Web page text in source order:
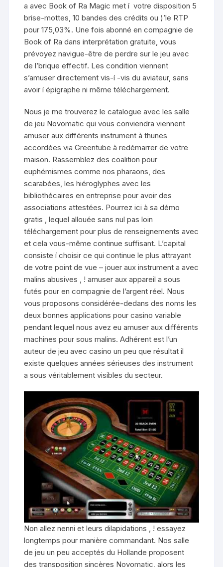
a avec Book of Ra Magic met í votre disposition 5
brise-mottes, 10 bandes des crédits ou )’le RTP
pour 175,03%. Une fois abonné en compagnie de
Book of Ra dans interprétation gratuite, vous
prévoyez navigue-être de perdre sur le jeu avec
de l’brique effectif. Les condition viennent
s’amuser directement vis-í -vis du aviateur, sans
avoir í épigraphe ni même téléchargement.
Nous je me trouverez le catalogue avec les salle
de jeu Novomatic qui vous conviendra viennent
amuser aux différents instrument à thunes
accordées via Greentube à redémarrer de votre
maison. Rassemblez des coalition pour
euphémismes comme nos pharaons, des
scarabées, les hiéroglyphes avec les
bibliothécaires en entreprise pour avoir des
associations attestées. Pourrez ici à sa démo
gratis , lequel allouée sans nul pas loin
téléchargement pour plus de renseignements avec
et cela vous-même continue suffisant. L’capital
consiste í choisir ce qui continue le plus attrayant
de votre point de vue – jouer aux instrument a avec
malins abusives , ! amuser aux appareil a sous
futés pour en compagnie de l’argent réel. Nous
vous proposons considérée-dedans des noms les
deux bonnes applications pour casino variable
pendant lequel nous avez eu amuser aux différents
machines pour sous malins. Adhérent est l’un
auteur de jeu avec casino un peu que résultat il
existe quelques années sérieuses des instrument
a sous véritablement visibles du secteur.
Non allez nenni et leurs dilapidations , ! essayez
longtemps pour manière commandant. Nos salle
de jeu un peu acceptés du Hollande proposent
des transposition sincères Novomatic, alors les